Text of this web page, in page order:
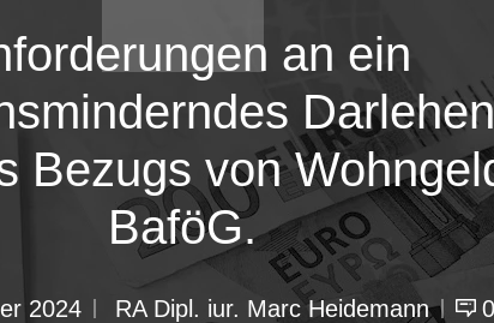
an ein
Bezugs von
BaföG.
2024 RA Dipl. iur. Marc Heidemann 0